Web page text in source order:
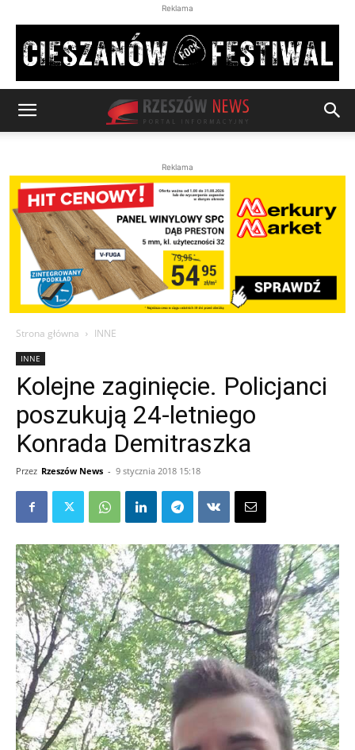
Reklama
Reklama
Strona główna INNE
INNE
Kolejne zaginięcie. Policjanci
poszukują 24-letniego
Konrada Demitraszka
Przez Rzeszów News - 9 stycznia 2018 15:18